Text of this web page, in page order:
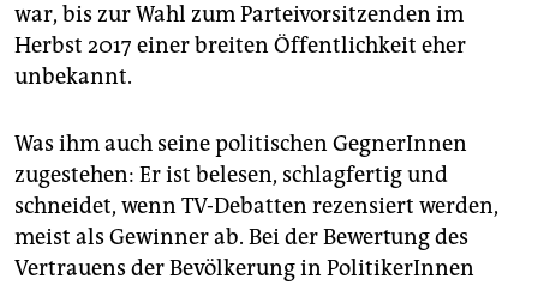
war, bis zur Wahl zum Parteivorsitzenden im
Herbst 2017 einer breiten Öffentlichkeit eher
unbekannt.
Was ihm auch seine politischen GegnerInnen
zugestehen: Er ist belesen, schlagfertig und
schneidet, wenn TV-Debatten rezensiert werden,
meist als Gewinner ab. Bei der Bewertung des
Vertrauens der Bevölkerung in PolitikerInnen